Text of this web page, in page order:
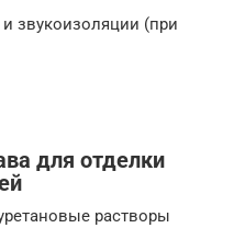
и звукоизоляции (при
для отделки
растворы